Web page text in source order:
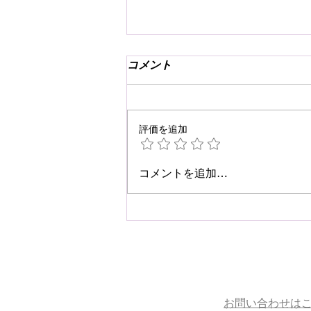
☆肩こり・腰痛予防☆
コメント
評価を追加
コメントを追加…
お問い合わせは